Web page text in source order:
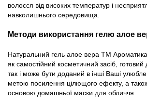
волосся від високих температур і
навколишнього середовища.
Методи використання гелю алое
Натуральний гель алое вера ТМ Ароматика
як самостійний косметичний засіб, готовий
так і може бути доданий в інші Ваші
метою посилення цілющого ефекту, а
основою домашньої маски для обличчя.